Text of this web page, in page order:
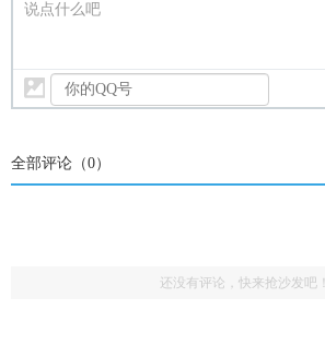
说点什么吧
全部评论（0）
还没有评论，快来抢沙发吧！